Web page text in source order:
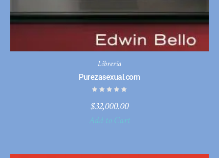
Librería
Purezasexual.com
$32,000.00
Add to Cart